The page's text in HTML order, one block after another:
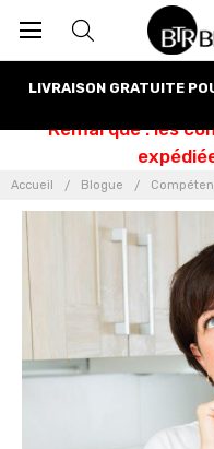
LIVRAISON GRATUITE
Remarque : les
Accueil Blogue